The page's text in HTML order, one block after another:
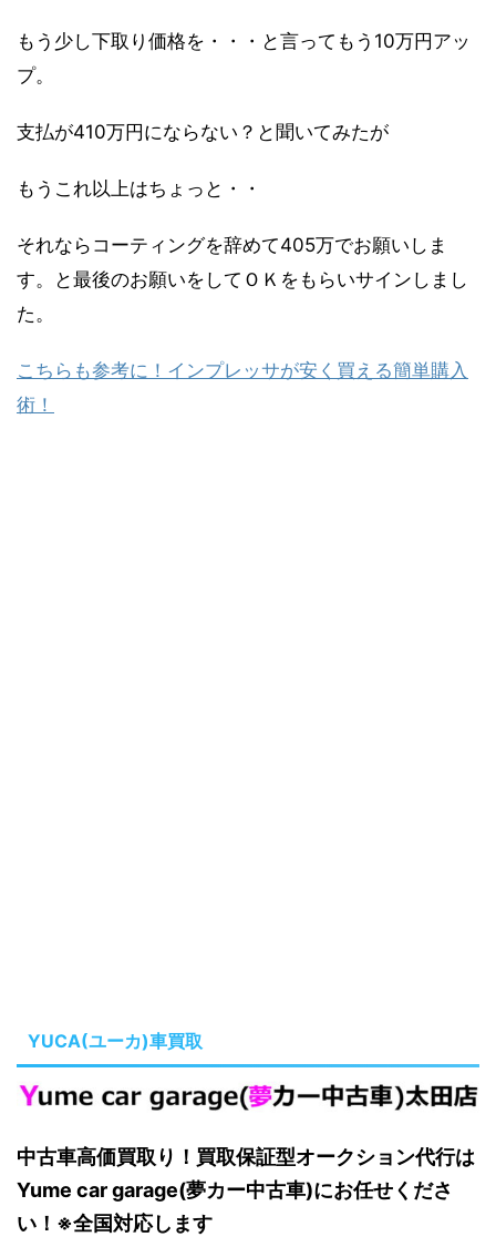
もう少し下取り価格を・・・と言ってもう10万円アッ
プ。
支払が410万円にならない？と聞いてみたが
もうこれ以上はちょっと・・
それならコーティングを辞めて405万でお願いしま
す。と最後のお願いをしてＯＫをもらいサインしまし
た。
こちらも参考に！インプレッサが安く買える簡単購入
術！
YUCA(ユーカ)車買取
中古車高価買取り！買取保証型オークション代行は
Yume car garage(夢カー中古車)にお任せくださ
い！※全国対応します